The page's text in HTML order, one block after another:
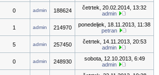
0 admin 188624
četrtek, 20.02.2014, 13:32
admin
1 admin 214970
ponedeljek, 18.11.2013, 11:38
petran
5 admin 257450
četrtek, 14.11.2013, 20:53
admin
0 admin 248930
sobota, 12.10.2013, 6:49
admin